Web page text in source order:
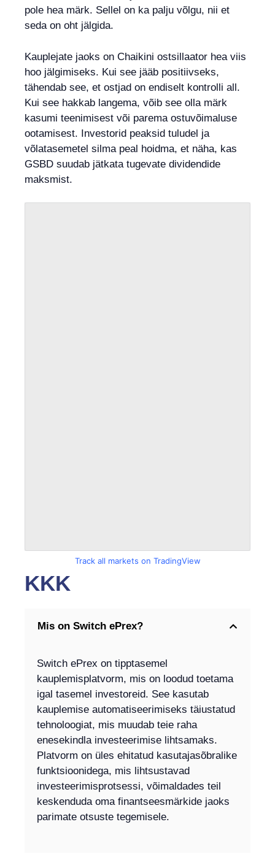
pole hea märk. Sellel on ka palju võlgu, nii et
seda on oht jälgida.
Kauplejate jaoks on Chaikini ostsillaator hea viis
hoo jälgimiseks. Kui see jääb positiivseks,
tähendab see, et ostjad on endiselt kontrolli all.
Kui see hakkab langema, võib see olla märk
kasumi teenimisest või parema ostuvõimaluse
ootamisest. Investorid peaksid tuludel ja
võlatasemetel silma peal hoidma, et näha, kas
GSBD suudab jätkata tugevate dividendide
maksmist.
Track all markets on TradingView
KKK
Mis on Switch ePrex?
Switch ePrex on tipptasemel
kauplemisplatvorm, mis on loodud toetama
igal tasemel investoreid. See kasutab
kauplemise automatiseerimiseks täiustatud
tehnoloogiat, mis muudab teie raha
enesekindla investeerimise lihtsamaks.
Platvorm on üles ehitatud kasutajasõbralike
funktsioonidega, mis lihtsustavad
investeerimisprotsessi, võimaldades teil
keskenduda oma finantseesmärkide jaoks
parimate otsuste tegemisele.